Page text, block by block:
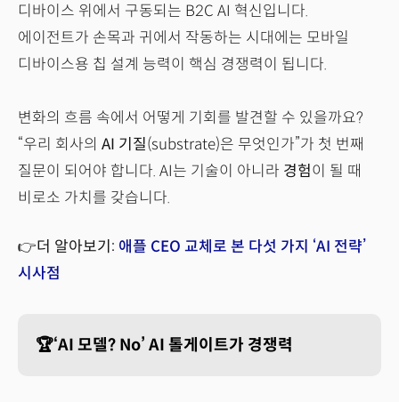
디바이스 위에서 구동되는 B2C AI 혁신입니다.
에이전트가 손목과 귀에서 작동하는 시대에는 모바일
디바이스용 칩 설계 능력이 핵심 경쟁력이 됩니다.
변화의 흐름 속에서 어떻게 기회를 발견할 수 있을까요?
“우리 회사의 AI 기질(substrate)은 무엇인가”가 첫 번째
질문이 되어야 합니다. AI는 기술이 아니라 경험이 될 때
비로소 가치를 갖습니다.
👉더 알아보기: 애플 CEO 교체로 본 다섯 가지 ‘AI 전략’
시사점
🏆‘AI 모델? No’ AI 톨게이트가 경쟁력